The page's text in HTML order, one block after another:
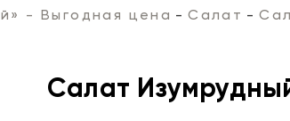
- Выгодная цена Салат
Салат